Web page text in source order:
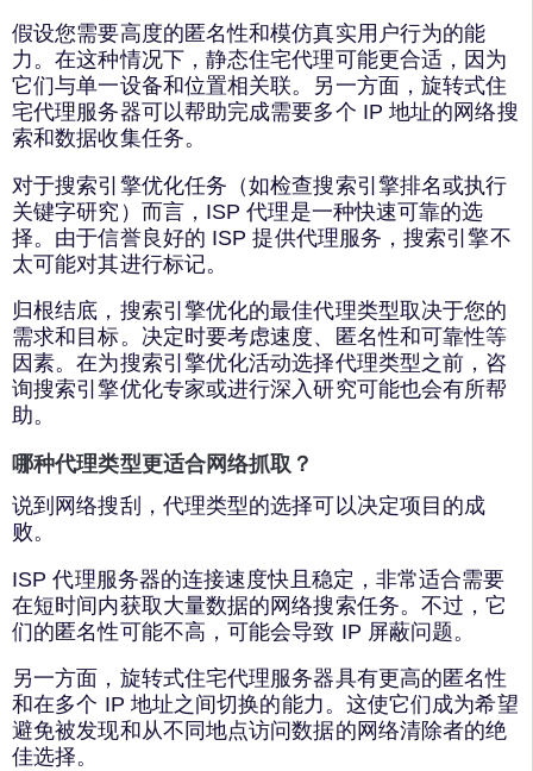
假设您需要高度的匿名性和模仿真实用户行为的能
力。在这种情况下，静态住宅代理可能更合适，因为
它们与单一设备和位置相关联。另一方面，旋转式住
宅代理服务器可以帮助完成需要多个 IP 地址的网络搜
索和数据收集任务。
对于搜索引擎优化任务（如检查搜索引擎排名或执行
关键字研究）而言，ISP 代理是一种快速可靠的选
择。由于信誉良好的 ISP 提供代理服务，搜索引擎不
太可能对其进行标记。
归根结底，搜索引擎优化的最佳代理类型取决于您的
需求和目标。决定时要考虑速度、匿名性和可靠性等
因素。在为搜索引擎优化活动选择代理类型之前，咨
询搜索引擎优化专家或进行深入研究可能也会有所帮
助。
哪种代理类型更适合网络抓取？
说到网络搜刮，代理类型的选择可以决定项目的成
败。
ISP 代理服务器的连接速度快且稳定，非常适合需要
在短时间内获取大量数据的网络搜索任务。不过，它
们的匿名性可能不高，可能会导致 IP 屏蔽问题。
另一方面，旋转式住宅代理服务器具有更高的匿名性
和在多个 IP 地址之间切换的能力。这使它们成为希望
避免被发现和从不同地点访问数据的网络清除者的绝
佳选择。